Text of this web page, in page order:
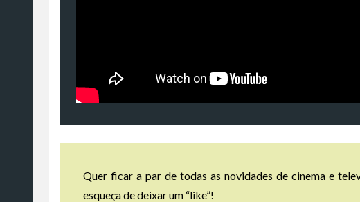
Quer ficar a par de todas as novidades de cinema e
esqueça de deixar um “like”!